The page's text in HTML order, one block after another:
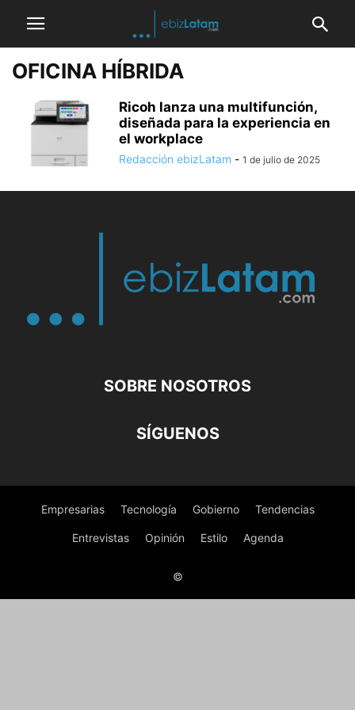
OFICINA HÍBRIDA
Ricoh lanza una multifunción,
diseñada para la experiencia en
el workplace
Redacción ebizLatam - 1 de julio de 2025
SOBRE NOSOTROS
SÍGUENOS
Empresarias Tecnología Gobierno Tendencias
Entrevistas Opinión Estilo Agenda
©